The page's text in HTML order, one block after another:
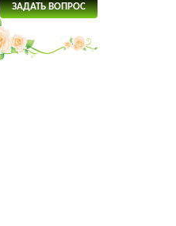
ЗАДАТЬ ВОПРОС